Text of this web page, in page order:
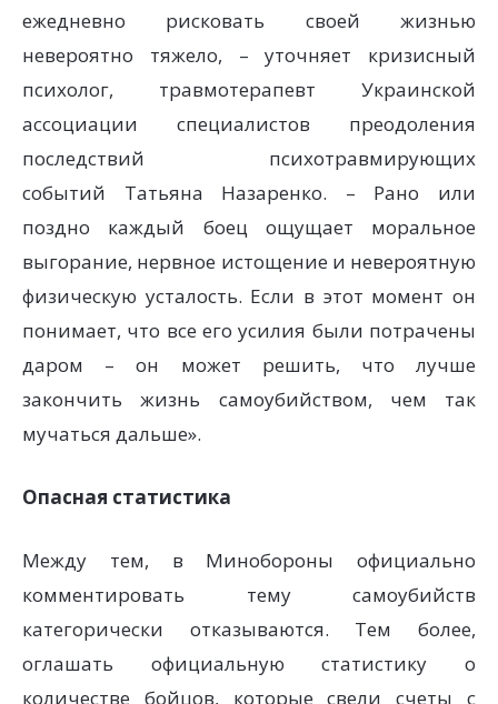
ежедневно рисковать своей жизнью
невероятно тяжело, – уточняет кризисный
психолог, травмотерапевт Украинской
ассоциации специалистов преодоления
последствий психотравмирующих
событий Татьяна Назаренко. – Рано или
поздно каждый боец ощущает моральное
выгорание, нервное истощение и невероятную
физическую усталость. Если в этот момент он
понимает, что все его усилия были потрачены
даром – он может решить, что лучше
закончить жизнь самоубийством, чем так
мучаться дальше».
Опасная статистика
Между тем, в Минобороны официально
комментировать тему самоубийств
категорически отказываются. Тем более,
оглашать официальную статистику о
количестве бойцов, которые свели счеты с